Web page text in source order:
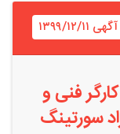
۱۲/۱۱
فنی و
سورتینگ